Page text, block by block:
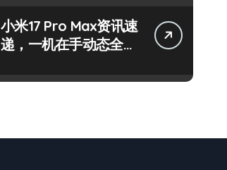
小米17 Pro Max资讯速
递，一机在手动态全知